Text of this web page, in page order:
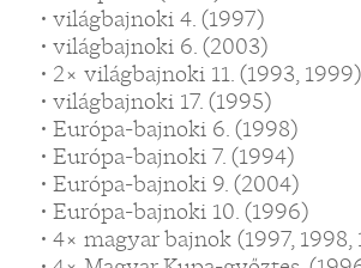
• világbajnoki 4. (1997)
• világbajnoki 6. (2003)
• 2× világbajnoki 11. (1993, 1999)
• világbajnoki 17. (1995)
• Európa-bajnoki 6. (1998)
• Európa-bajnoki 7. (1994)
• Európa-bajnoki 9. (2004)
• Európa-bajnoki 10. (1996)
• 4× magyar bajnok (1997, 1998,